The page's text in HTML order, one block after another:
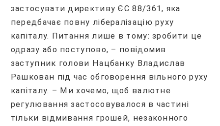
застосувати директиву ЄС 88/361, яка
передбачає повну лібералізацію руху
капіталу. Питання лише в тому: зробити це
одразу або поступово, – повідомив
заступник голови Нацбанку Владислав
Рашкован під час обговорення вільного руху
капіталу. – Ми хочемо, щоб валютне
регулювання застосовувалося в частині
тільки відмивання грошей, незаконного